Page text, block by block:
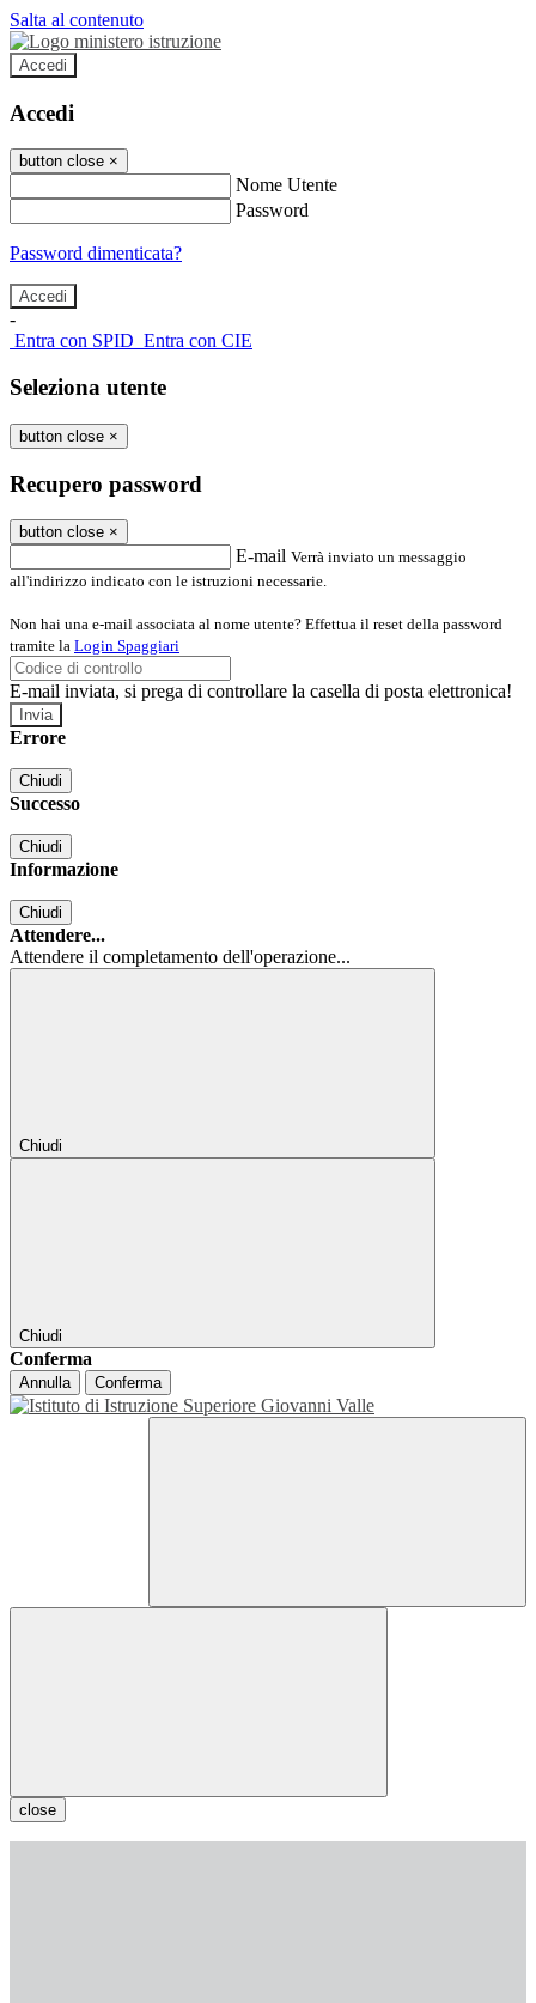
Salta al contenuto
Accedi
Accedi
button close ×
Nome Utente
Password
Password dimenticata?
-
Entra con SPID Entra con CIE
Seleziona utente
button close ×
Recupero password
button close ×
E-mail Verrà inviato un messaggio
all'indirizzo indicato con le istruzioni necessarie.
Non hai una e-mail associata al nome utente? Effettua il reset della password
tramite la Login Spaggiari
E-mail inviata, si prega di controllare la casella di posta elettronica!
Errore
Chiudi
Successo
Chiudi
Informazione
Chiudi
Attendere...
Attendere il completamento dell'operazione...
Chiudi
Chiudi
Conferma
Annulla Conferma
close